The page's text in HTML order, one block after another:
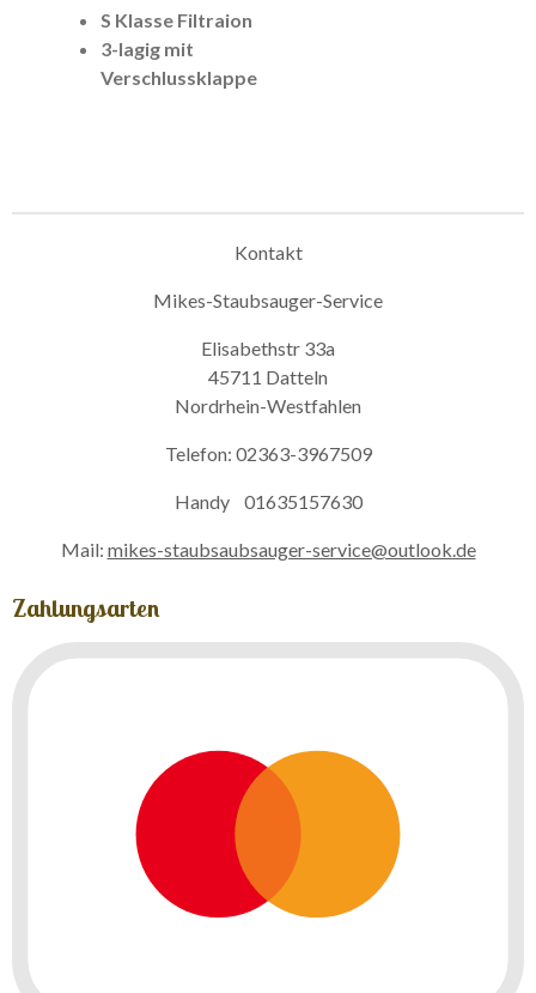
S Klasse Filtraion
3-lagig mit
Verschlussklappe
Kontakt
Mikes-Staubsauger-Service
Elisabethstr 33a
45711 Datteln
Nordrhein-Westfahlen
Telefon: 02363-3967509
Handy 01635157630
Mail: mikes-staubsaubsauger-service@outlook.de
Zahlungsarten